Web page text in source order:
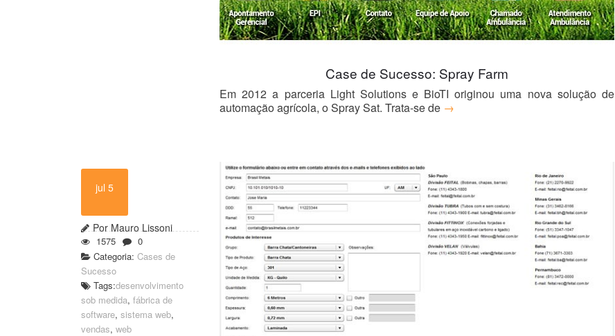
Case de Sucesso: Spray Farm
Em 2012 a parceria Light Solutions e BioTI originou uma nova solução de
automação agrícola, o Spray Sat. Trata-se de →
jul 5
Por Mauro Lissoni
1575
0
Categoria: Cases de
Sucesso
Tags:desenvolvimento
sob medida, fábrica de
software, sistema web,
vendas, web